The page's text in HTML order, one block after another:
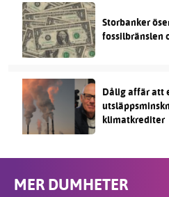
Storbanker
fossilbränslen
Dålig affär att
klimatkrediter
MER DUMHETER